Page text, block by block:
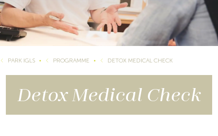
PARK IGLS PROGRAMME DETOX MEDICAL CHECK
Detox Medical Check